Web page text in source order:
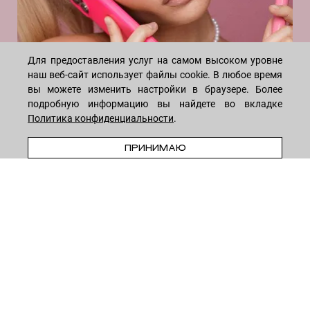
Центелла азиатская
Церамиды
Экстракт коры белой ивы
Экстракт листьев оливы
Экстракт мимозы
Экстракт огурца
Экстракт планктона
Экстракт черники
TELEGRAM
Для предоставления услуг на самом высоком уровне
наш веб-сайт использует файлы cookie. В любое время
вы можете изменить настройки в браузере. Более
подробную информацию вы найдете во вкладке
Политика конфиденциальности.
ПРИНИМАЮ